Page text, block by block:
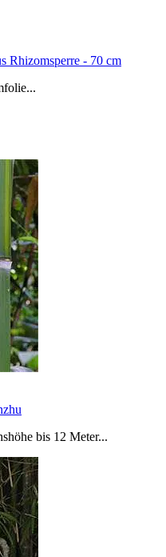
Rhizomsperre - 70 cm
bis 12 Meter...